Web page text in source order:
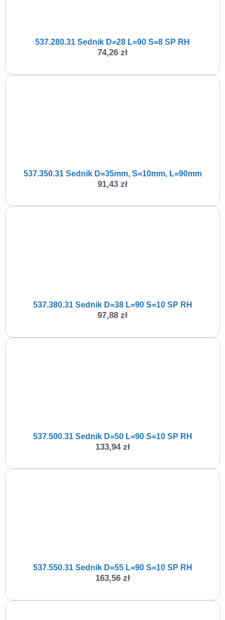
537.280.31 Sednik D=28 L=90 S=8 SP RH
74,26 zł
537.350.31 Sednik D=35mm, S=10mm, L=90mm
91,43 zł
537.380.31 Sednik D=38 L=90 S=10 SP RH
97,88 zł
537.500.31 Sednik D=50 L=90 S=10 SP RH
133,94 zł
537.550.31 Sednik D=55 L=90 S=10 SP RH
163,56 zł